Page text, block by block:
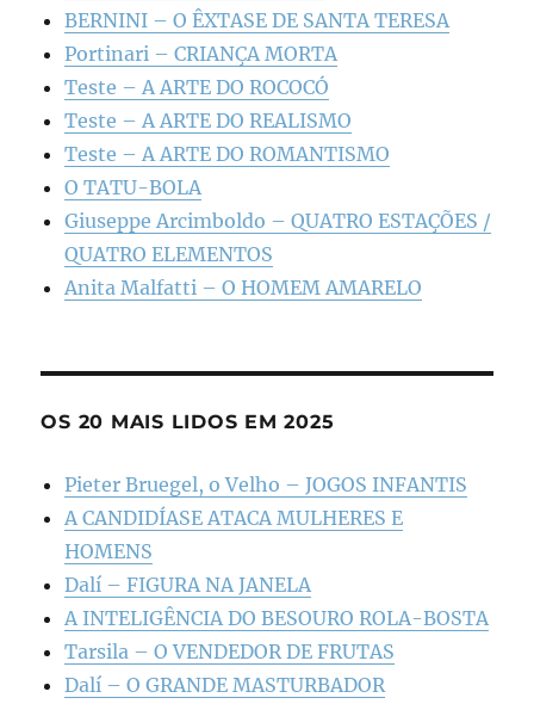
BERNINI – O ÊXTASE DE SANTA TERESA
Portinari – CRIANÇA MORTA
Teste – A ARTE DO ROCOCÓ
Teste – A ARTE DO REALISMO
Teste – A ARTE DO ROMANTISMO
O TATU-BOLA
Giuseppe Arcimboldo – QUATRO ESTAÇÕES /
QUATRO ELEMENTOS
Anita Malfatti – O HOMEM AMARELO
OS 20 MAIS LIDOS EM 2025
Pieter Bruegel, o Velho – JOGOS INFANTIS
A CANDIDÍASE ATACA MULHERES E
HOMENS
Dalí – FIGURA NA JANELA
A INTELIGÊNCIA DO BESOURO ROLA-BOSTA
Tarsila – O VENDEDOR DE FRUTAS
Dalí – O GRANDE MASTURBADOR